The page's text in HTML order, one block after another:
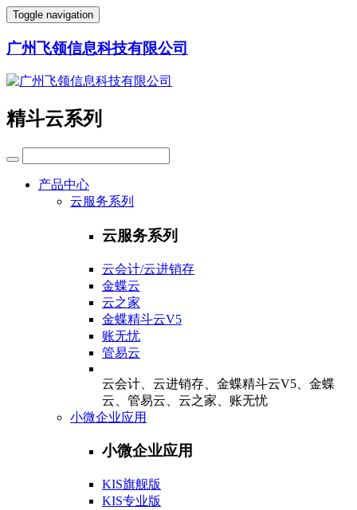
Toggle navigation
广州飞领信息科技有限公司
精斗云系列
产品中心
云服务系列
云服务系列
云会计/云进销存
金蝶云
云之家
金蝶精斗云V5
账无忧
管易云
云会计、云进销存、金蝶精斗云V5、金蝶
云、管易云、云之家、账无忧
小微企业应用
小微企业应用
KIS旗舰版
KIS专业版